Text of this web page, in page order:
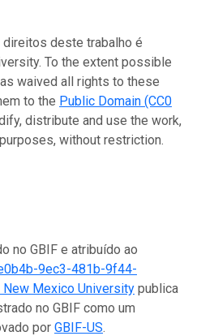
deste trabalho é
To the extent possible
waived all rights to these
to the Public Domain (CC0
distribute and use the work,
without restriction.
no GBIF e atribuído ao
9ec3-481b-9f44-
New Mexico University publica
no GBIF como um
por GBIF-US.